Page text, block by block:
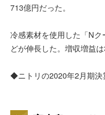
713億円だった。
冷感素材を使用した「N
どが伸長した。増収増益は
◆ニトリの2020年2月期決